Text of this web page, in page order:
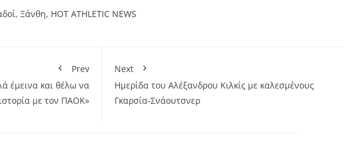
, Ξάνθη, HOT ATHLETIC NEWS
Prev
έμεινα και θέλω να
με τον ΠΑΟΚ»
Next
Hμερίδα του Αλέξανδρου Κιλκίς με καλεσμένους
Γκαρσία-Σνάουτσνερ